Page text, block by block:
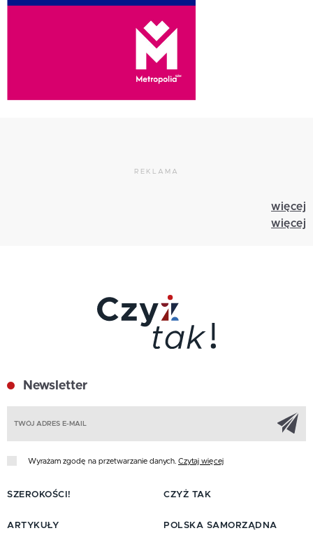
REKLAMA
więcej
więcej
Newsletter
Wyrażam zgodę na przetwarzanie danych. Czytaj więcej
SZEROKOŚCI!
ARTYKUŁY
CZYŻ TAK
POLSKA SAMORZĄDNA